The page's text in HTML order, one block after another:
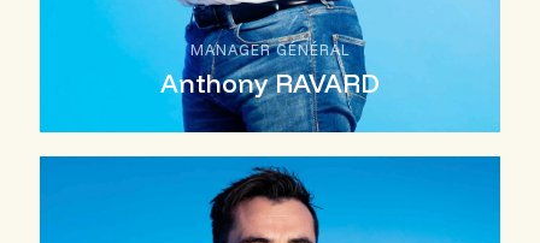
MANAGER GÉNÉRAL
Anthony RAVARD